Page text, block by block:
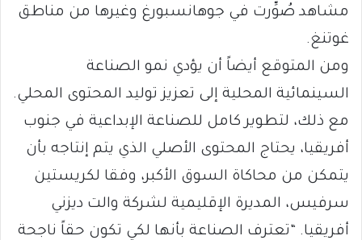
مشاهد صُوِّرت في جوهانسبورغ وغيرها من مناطق
غوتنغ.
ومن المتوقع أيضاً أن يؤدي نمو الصناعة
السينمائية المحلية إلى تعزيز توليد المحتوى المحلي.
مع ذلك، لتطوير كامل للصناعة الإبداعية في جنوب
أفريقيا، يحتاج المحتوى الأصلي الذي يتم إنتاجه بأن
يتمكن من محاكاة السوق الأكبر، وفقا لكريستين
سرفيس، المديرة الإقليمية لشركة والت ديزني
أفريقيا. “تعترف الصناعة بأنها لكي تكون حقاً ناجحة